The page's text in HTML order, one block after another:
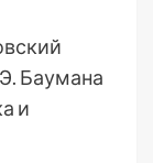
Баумана
и